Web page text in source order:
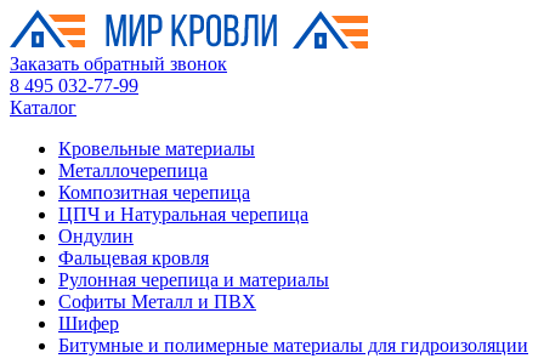
Заказать обратный звонок
8 495 032-77-99
Каталог
Кровельные материалы
Металлочерепица
Композитная черепица
ЦПЧ и Натуральная черепица
Ондулин
Фальцевая кровля
Рулонная черепица и материалы
Софиты Металл и ПВХ
Шифер
Битумные и полимерные материалы для гидроизоляции